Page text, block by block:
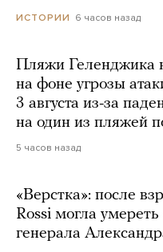
ИСТОРИИ 6 часов назад
Пляжи Геленджика
на фоне угрозы
3 августа из-за
на один из пляжей
5 часов назад
«Верстка»: после
Rossi могла
генерала